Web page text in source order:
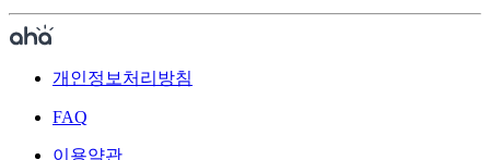
개인정보처리방침
FAQ
이용약관